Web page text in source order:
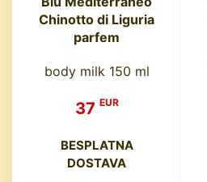
Chinotto di Liguria
parfem
body milk 150 ml
37 EUR
BESPLATNA
DOSTAVA